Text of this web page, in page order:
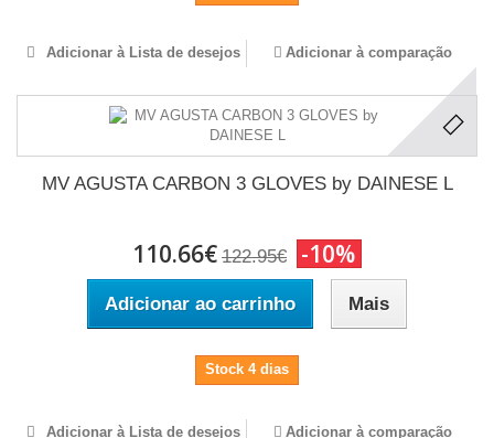
Adicionar à Lista de desejos Adicionar à comparação
MV AGUSTA CARBON 3 GLOVES by DAINESE L
110.66€ 122.95€ -10%
Adicionar ao carrinho Mais
Stock 4 dias
Adicionar à Lista de desejos Adicionar à comparação